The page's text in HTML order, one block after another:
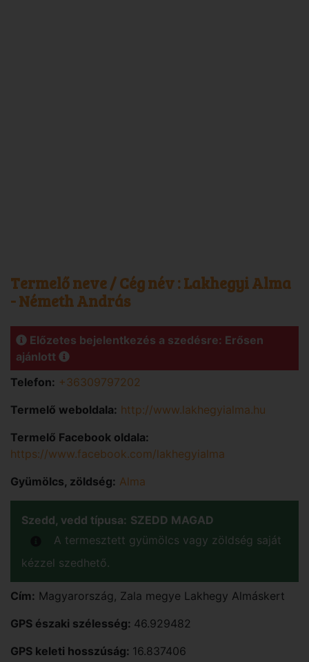
Termelő neve / Cég név : Lakhegyi Alma
- Németh András
Előzetes bejelentkezés a szedésre: Erősen
ajánlott
Telefon: +36309797202
Termelő weboldala: http://www.lakhegyialma.hu
Termelő Facebook oldala:
https://www.facebook.com/lakhegyialma
Gyümölcs, zöldség: Alma
Szedd, vedd típusa: SZEDD MAGAD
A termesztett gyümölcs vagy zöldség saját
kézzel szedhető.
Cím: Magyarország , Zala megye Lakhegy Almáskert
GPS északi szélesség: 46.929482
GPS keleti hosszúság: 16.837406